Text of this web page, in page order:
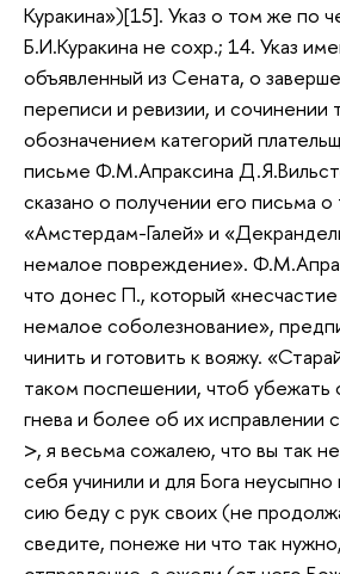
Куракина»)[15]. Указ о том же по
Б.И.Куракина не сохр.; 14. Указ
объявленный из Сената, о
переписи и ревизии, и сочинении
обозначением категорий
письме Ф.М.Апраксина
сказано о получении его письма
«Амстердам-Галей» и
немалое повреждение».
что донес П., который «несчастие
немалое соболезнование»,
чинить и готовить к вояжу.
таком поспешении, чтоб убежать
гнева и более об их
>, я весьма сожалею, что вы так
себя учинили и для Бога
сию беду с рук своих (не
сведите, понеже ни что так